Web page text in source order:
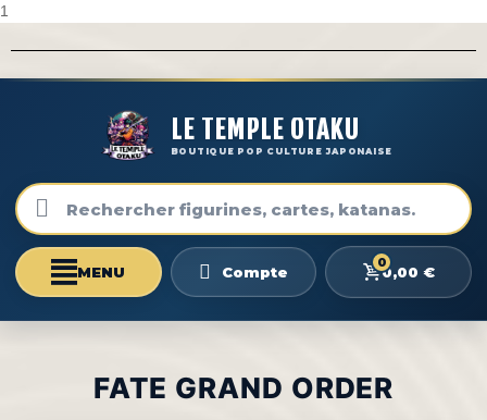
1
LE TEMPLE OTAKU
BOUTIQUE POP CULTURE JAPONAISE
Compte
0
0,00 €
FATE GRAND ORDER